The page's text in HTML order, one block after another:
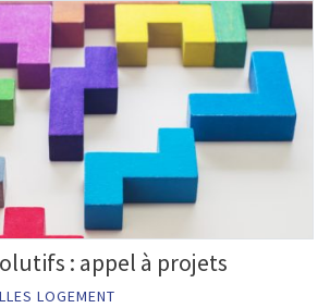
: appel à projets
LOGEMENT